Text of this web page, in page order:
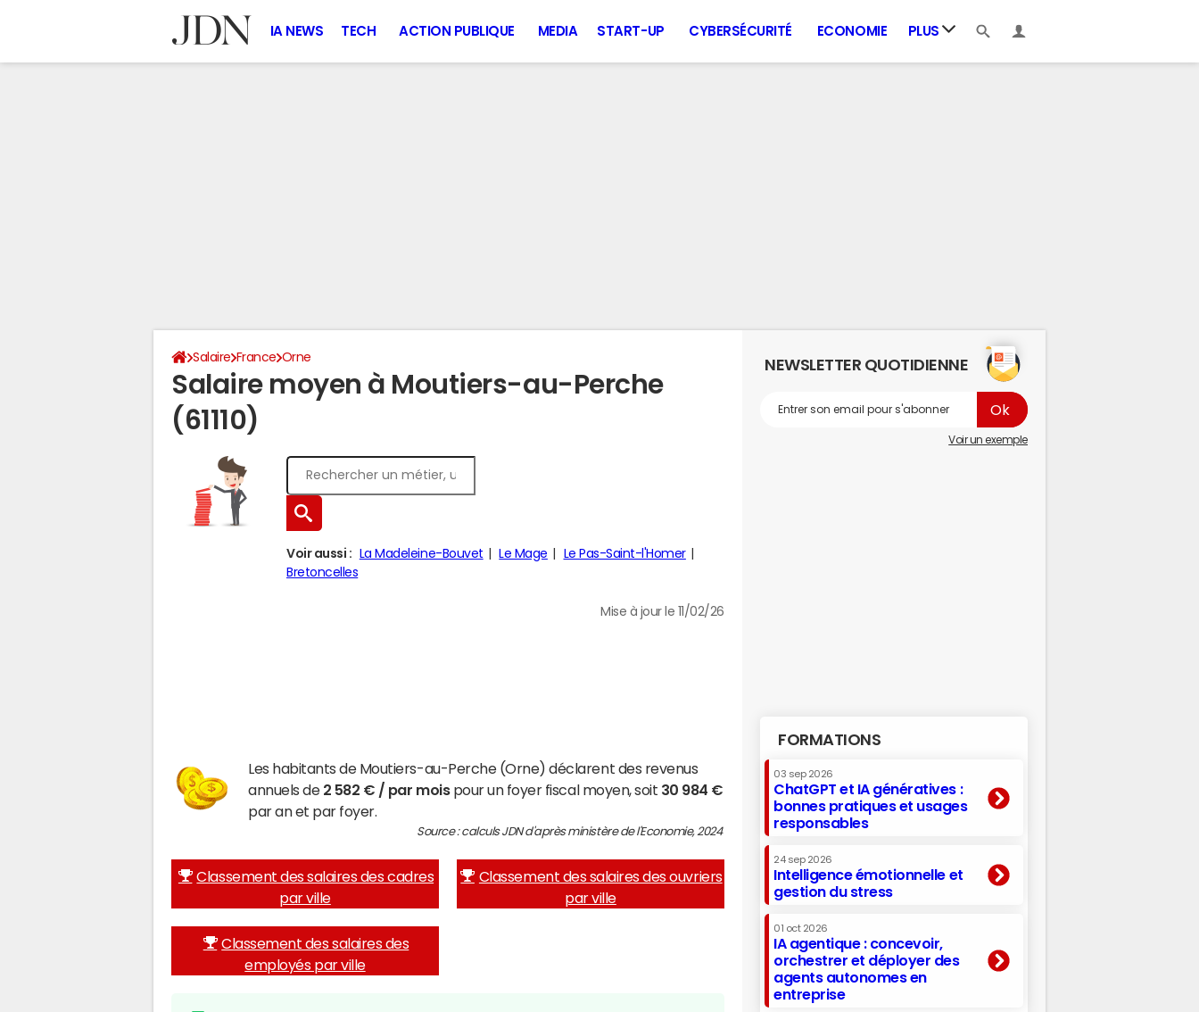
IA NEWS TECH ACTION PUBLIQUE MEDIA START-UP CYBERSÉCURITÉ ECONOMIE PLUS
Salaire France Orne
Salaire moyen à Moutiers-au-Perche
(61110)
Voir aussi : La Madeleine-Bouvet Le Mage
Le Pas-Saint-l'Homer
Bretoncelles
Mise à jour le 11/02/26
Les habitants de Moutiers-au-Perche (Orne) déclarent des revenus
annuels de 2 582 € / par moispour un foyer fiscal moyen, soit 30 984 €
par an et par foyer.
Source : calculs JDN d'après ministère de l'Economie, 2024
Classement des salaires des cadres
par ville
Classement des salaires des ouvriers
par ville
Classement des salaires des
employés par ville
NEWSLETTER QUOTIDIENNE
Voir un exemple
FORMATIONS
03 sep 2026
ChatGPT et IA génératives :
bonnes pratiques et usages
responsables
24 sep 2026
Intelligence émotionnelle et
gestion du stress
01 oct 2026
IA agentique : concevoir,
orchestrer et déployer des
agents autonomes en
entreprise